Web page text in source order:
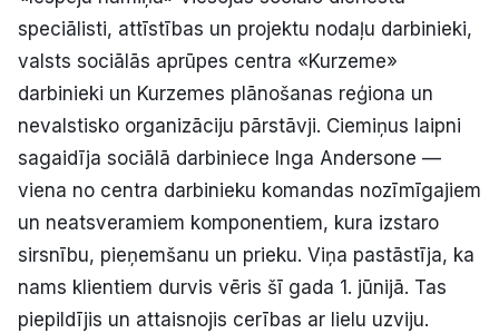
Kontakti
Ziņo redakcijai
Facebook Instagram YouTube
E-avīze Abonē
speciālisti, attīstības un projektu nodaļu darbinieki,
valsts sociālās aprūpes centra «Kurzeme»
darbinieki un Kurzemes plānošanas reģiona un
nevalstisko organizāciju pārstāvji. Ciemiņus laipni
sagaidīja sociālā darbiniece Inga Andersone —
viena no centra darbinieku komandas nozīmīgajiem
un neatsveramiem komponentiem, kura izstaro
sirsnību, pieņemšanu un prieku. Viņa pastāstīja, ka
nams klientiem durvis vēris šī gada 1. jūnijā. Tas
piepildījis un attaisnojis cerības ar lielu uzviju.